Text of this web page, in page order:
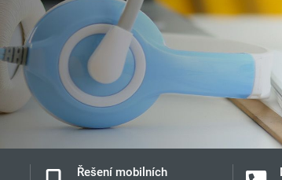
Řešení mobilních